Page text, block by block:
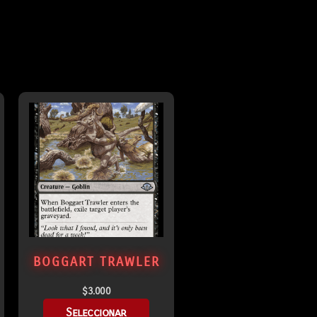
BOGGART TRAWLER
$3.000
Seleccionar